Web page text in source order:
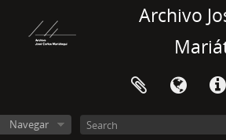
Archivo
Navegar